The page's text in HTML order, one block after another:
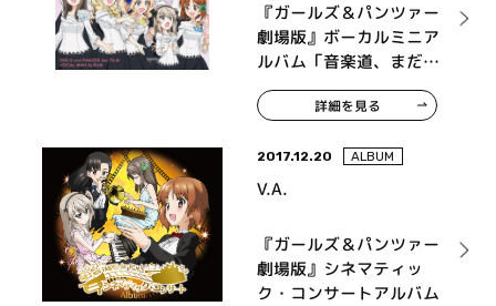
『ガールズ＆パンツァー
劇場版』ボーカルミニア
ルバム「音楽道、まだま
だ邁進中です!!!」
詳細を見る
2017.12.20 ALBUM
V.A.
『ガールズ＆パンツァー
劇場版』シネマティッ
ク・コンサートアルバム